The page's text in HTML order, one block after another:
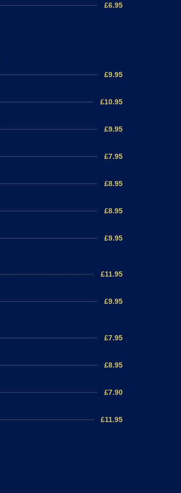
£6.95
£9.95
£10.95
£9.95
£7.95
£8.95
£8.95
£9.95
£11.95
£9.95
£7.95
£8.95
£7.90
£11.95